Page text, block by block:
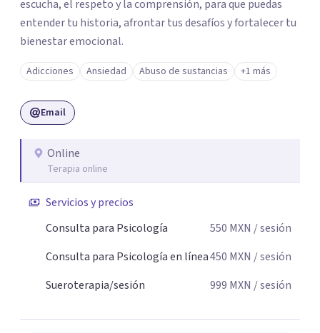
escucha, el respeto y la comprensión, para que puedas
entender tu historia, afrontar tus desafíos y fortalecer tu
bienestar emocional.
Adicciones Ansiedad Abuso de sustancias +1 más
Email
Online
Terapia online
Servicios y precios
Consulta para Psicología
550 MXN / sesión
Consulta para Psicología en línea450 MXN / sesión
Sueroterapia/sesión
999 MXN / sesión